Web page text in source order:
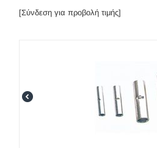
[Σύνδεση για προβολή τιμής]